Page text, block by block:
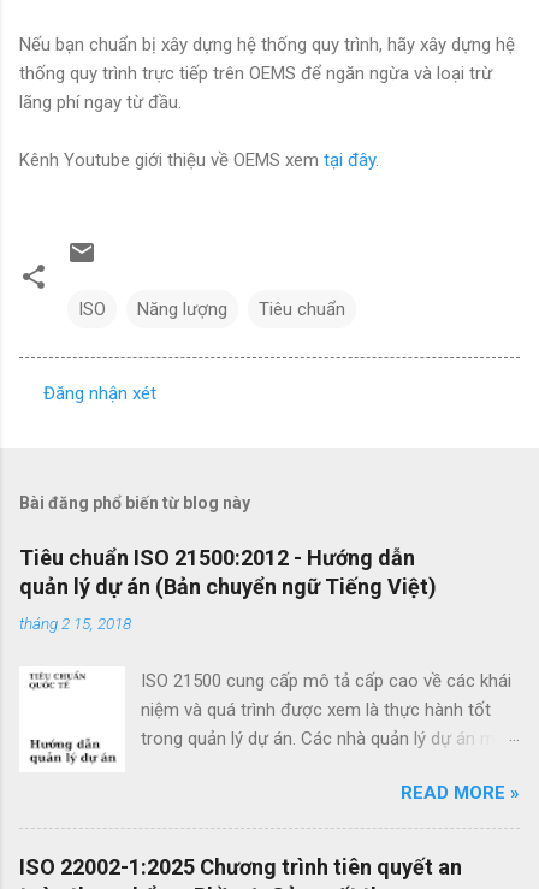
Nếu bạn chuẩn bị xây dựng hệ thống quy trình, hãy xây dựng hệ
thống quy trình trực tiếp trên OEMS để ngăn ngừa và loại trừ
lãng phí ngay từ đầu.
Kênh Youtube giới thiệu về OEMS xem tại đây.
ISO Năng lượng Tiêu chuẩn
x
é
t
Đăng nhận xét
Bài đăng phổ biến từ blog này
Tiêu chuẩn ISO 21500:2012 - Hướng dẫn
quản lý dự án (Bản chuyển ngữ Tiếng Việt)
tháng 2 15, 2018
ISO 21500 cung cấp mô tả cấp cao về các khái
niệm và quá trình được xem là thực hành tốt
trong quản lý dự án. Các nhà quản lý dự án mới
nghiệm có thể sử dụng hướng dẫn quản lý dự
án theo tiêu chuẩn này để cải thiện thành công
của dự án và đạt được kết quả kinh doanh. Các
lợi ích của ISO 21500 bao gồm: Khuyến khích
READ MORE »
ISO 22002-1:2025 Chương trình tiên quyết an